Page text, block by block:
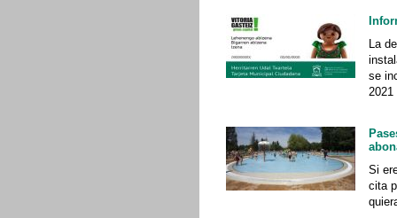
La
se
2021
Si
cita